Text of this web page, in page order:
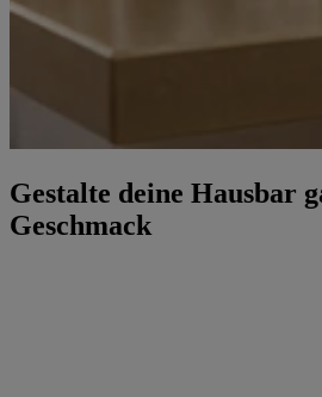
Gestalte deine Hausbar
Geschmack